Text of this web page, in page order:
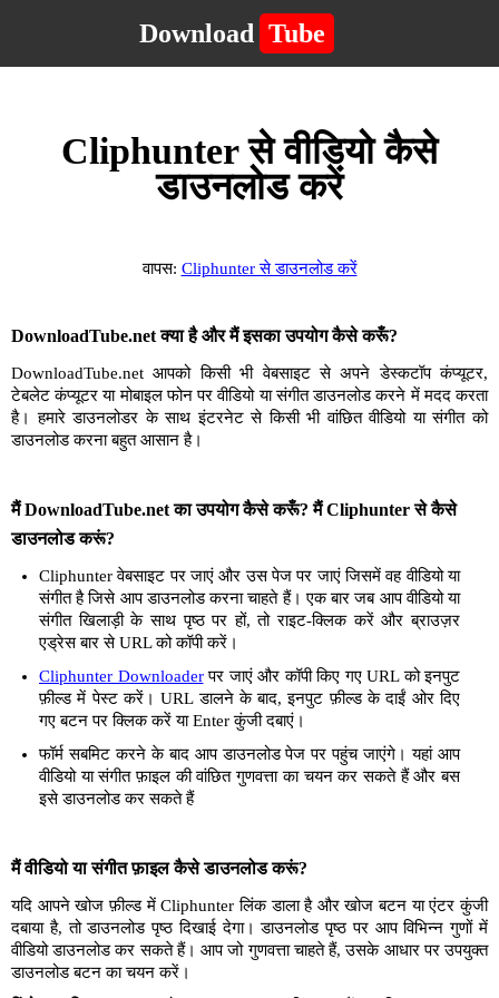
Download Tube
Cliphunter से वीडियो कैसे
डाउनलोड करें
वापस: Cliphunter से डाउनलोड करें
DownloadTube.net क्या है और मैं इसका उपयोग कैसे करूँ?
DownloadTube.net आपको किसी भी वेबसाइट से अपने डेस्कटॉप कंप्यूटर,
टेबलेट कंप्यूटर या मोबाइल फोन पर वीडियो या संगीत डाउनलोड करने में मदद करता
है। हमारे डाउनलोडर के साथ इंटरनेट से किसी भी वांछित वीडियो या संगीत को
डाउनलोड करना बहुत आसान है।
मैं DownloadTube.net का उपयोग कैसे करूँ? मैं Cliphunter से कैसे
डाउनलोड करूं?
Cliphunter वेबसाइट पर जाएं और उस पेज पर जाएं जिसमें वह वीडियो या
संगीत है जिसे आप डाउनलोड करना चाहते हैं। एक बार जब आप वीडियो या
संगीत खिलाड़ी के साथ पृष्ठ पर हों, तो राइट-क्लिक करें और ब्राउज़र
एड्रेस बार से URL को कॉपी करें।
Cliphunter Downloaderपर जाएं और कॉपी किए गए URL को इनपुट
फ़ील्ड में पेस्ट करें। URL डालने के बाद, इनपुट फ़ील्ड के दाईं ओर दिए
गए बटन पर क्लिक करें या Enter कुंजी दबाएं।
फॉर्म सबमिट करने के बाद आप डाउनलोड पेज पर पहुंच जाएंगे। यहां आप
वीडियो या संगीत फ़ाइल की वांछित गुणवत्ता का चयन कर सकते हैं और बस
इसे डाउनलोड कर सकते हैं
मैं वीडियो या संगीत फ़ाइल कैसे डाउनलोड करूं?
यदि आपने खोज फ़ील्ड में Cliphunter लिंक डाला है और खोज बटन या एंटर कुंजी
दबाया है, तो डाउनलोड पृष्ठ दिखाई देगा। डाउनलोड पृष्ठ पर आप विभिन्न गुणों में
वीडियो डाउनलोड कर सकते हैं। आप जो गुणवत्ता चाहते हैं, उसके आधार पर उपयुक्त
डाउनलोड बटन का चयन करें।